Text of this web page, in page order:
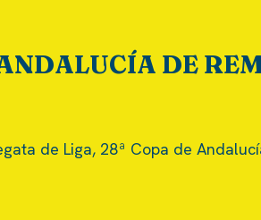
DE
de Liga, 28ª Copa de